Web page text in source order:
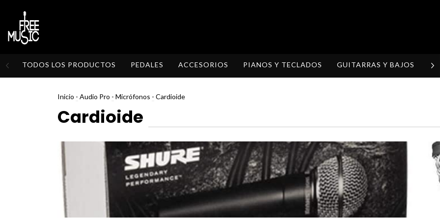
TODOS LOS PRODUCTOS PEDALES ACCESORIOS PIANOS Y TECLADOS GUITARRAS Y BAJOS
Inicio - Audio Pro - Micrófonos - Cardioide
Cardioide